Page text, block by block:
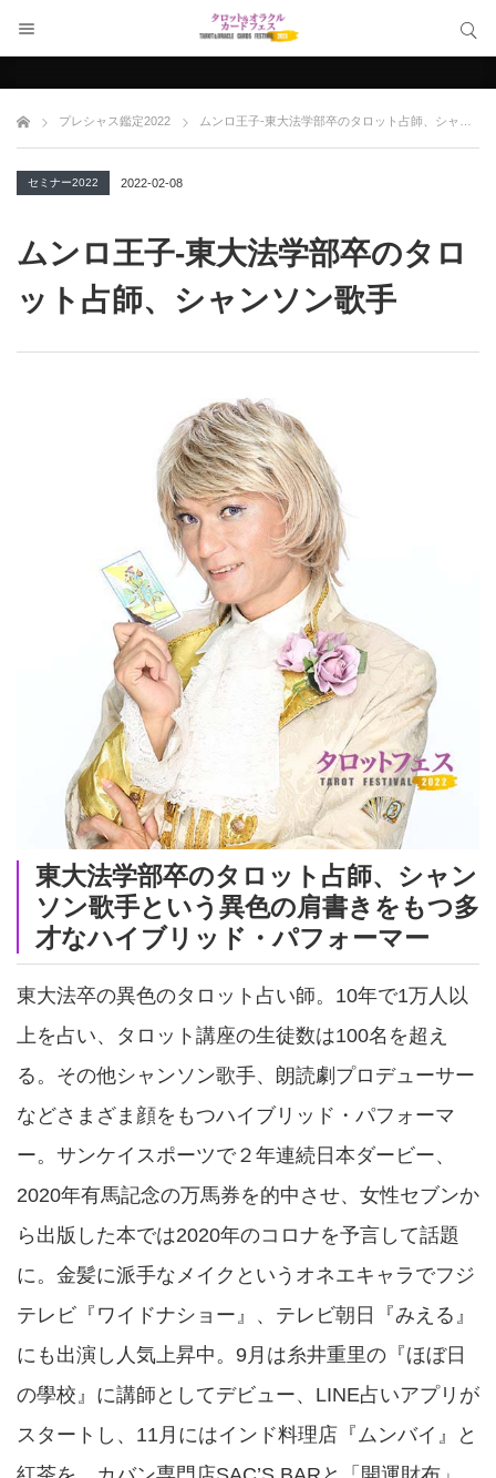
プレシャス鑑定2022 ムンロ王子-東大法学部卒のタロット占師、シャンソン歌手
セミナー2022 2022-02-08
ムンロ王子-東大法学部卒のタロ
ット占師、シャンソン歌手
東大法学部卒のタロット占師、シャン
ソン歌手という異色の肩書きをもつ多
才なハイブリッド・パフォーマー
東大法卒の異色のタロット占い師。10年で1万人以
上を占い、タロット講座の生徒数は100名を超え
る。その他シャンソン歌手、朗読劇プロデューサー
などさまざま顔をもつハイブリッド・パフォーマ
ー。サンケイスポーツで２年連続日本ダービー、
2020年有馬記念の万馬券を的中させ、女性セブンか
ら出版した本では2020年のコロナを予言して話題
に。金髪に派手なメイクというオネエキャラでフジ
テレビ『ワイドナショー』、テレビ朝日『みえる』
にも出演し人気上昇中。9月は糸井重里の『ほぼ日
の學校』に講師としてデビュー、LINE占いアプリが
スタートし、11月にはインド料理店『ムンバイ』と
サイト内検索